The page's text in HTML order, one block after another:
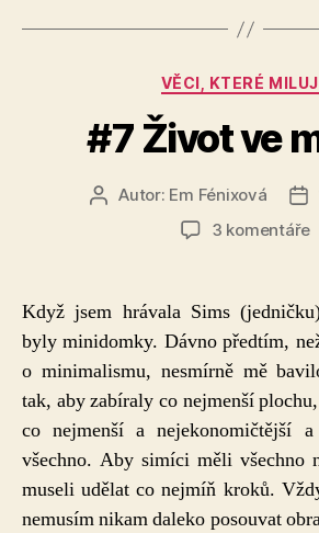
Rubriky
VĚCI, KTERÉ
#7 Život ve
AutorAutor: Em Fénixová
3 komentářeu
Když jsem hrávala Sims
byly minidomky. Dávno předtím,
o minimalismu, nesmírně mě
tak, aby zabíraly co nejmenší
co nejmenší a nejekonomičtější
všechno. Aby simíci měli všechno
museli udělat co nejmíň kroků.
nemusím nikam daleko posouvat